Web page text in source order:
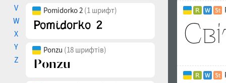
V
W
X
Y
Z
Pomidorko 2 (1 шрифт)
Ponzu (18 шрифтів)